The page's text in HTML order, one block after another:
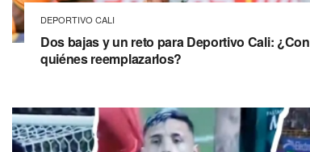
DEPORTIVO CALI
Dos bajas y un reto para Deportivo Cali: ¿Con
quiénes reemplazarlos?